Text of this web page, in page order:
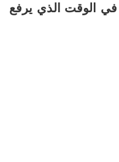
في الوقت الذي يرفع